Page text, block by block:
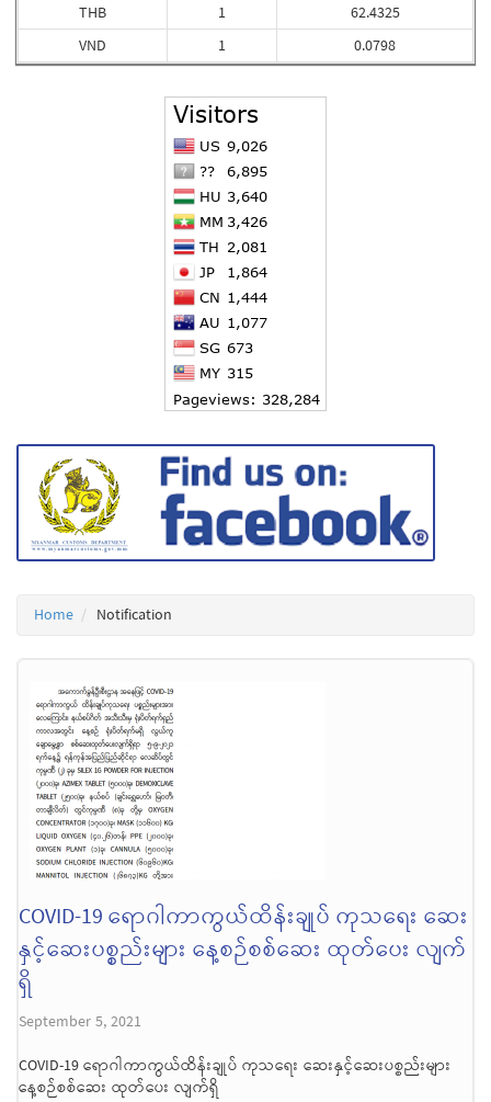
THB
VND
1
1
62.4325
0.0798
Home Notification
COVID-19 ရောဂါကာကွယ်ထိန်းချုပ် ကုသရေး ဆေး
နှင့်ဆေးပစ္စည်းများ နေ့စဉ်စစ်ဆေး ထုတ်ပေး လျက်
ရှိ
September 5, 2021
COVID-19 ရောဂါကာကွယ်ထိန်းချုပ် ကုသရေး ဆေးနှင့်ဆေးပစ္စည်းများ
နေ့စဉ်စစ်ဆေး ထုတ်ပေး လျက်ရှိ